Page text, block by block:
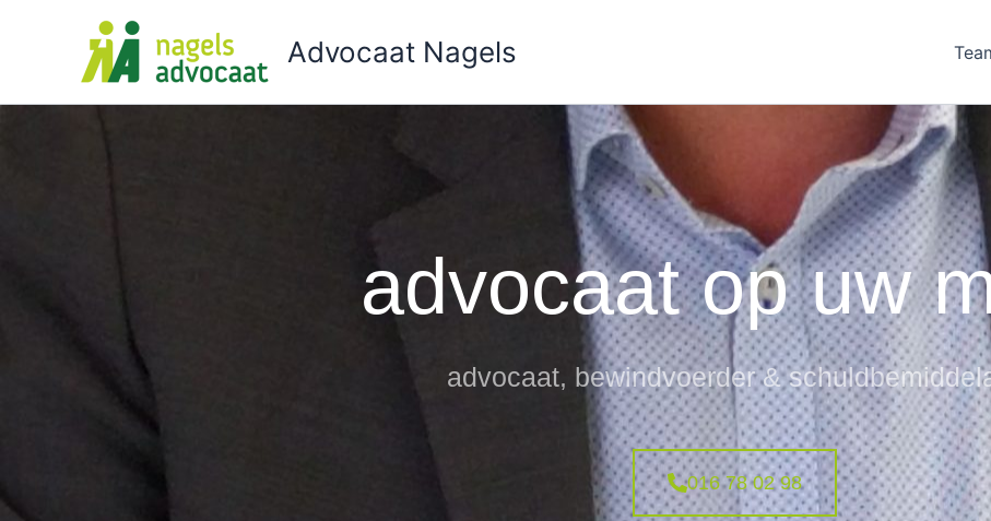
inhoud
Advocaat Nagels
advocaat op uw
advocaat, bewindvoerder &
016 78 02 98